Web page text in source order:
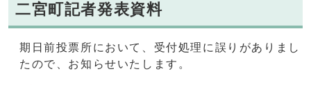
二宮町記者発表資料
期日前投票所において、受付処理に誤りがありまし
たので、お知らせいたします。